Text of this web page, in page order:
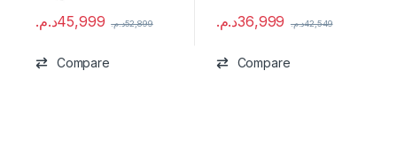
45,999د.م. 52,899د.م.
Compare
36,999د.م. 42,549د.م.
Compare